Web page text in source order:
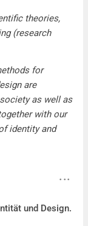
theories,
(research
for
are
as well as
with our
identity and
und Design.